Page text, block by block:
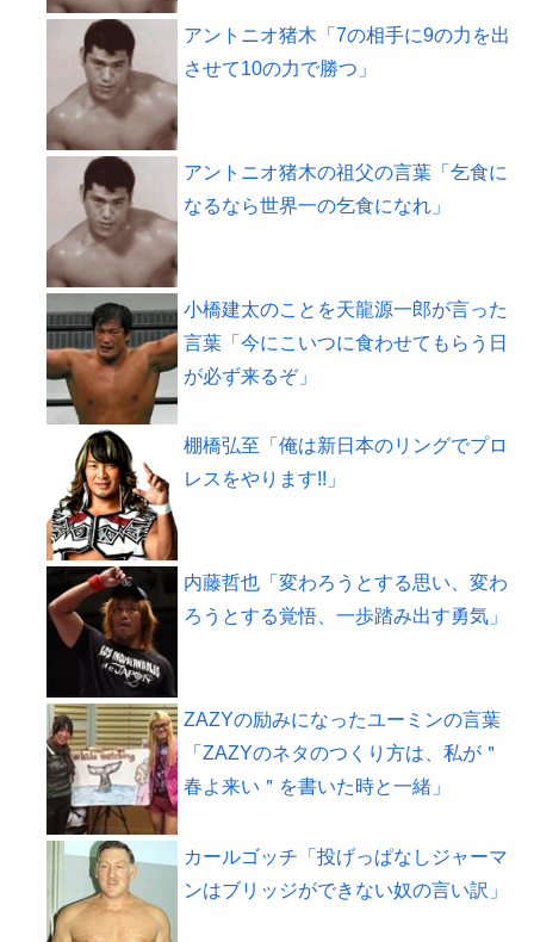
アントニオ猪木「7の相手に9の力を出
させて10の力で勝つ」
アントニオ猪木の祖父の言葉「乞食に
なるなら世界一の乞食になれ」
小橋建太のことを天龍源一郎が言った
言葉「今にこいつに食わせてもらう日
が必ず来るぞ」
棚橋弘至「俺は新日本のリングでプロ
レスをやります!!」
内藤哲也「変わろうとする思い、変わ
ろうとする覚悟、一歩踏み出す勇気」
ZAZYの励みになったユーミンの言葉
「ZAZYのネタのつくり方は、私が＂
春よ来い＂を書いた時と一緒」
カールゴッチ「投げっぱなしジャーマ
ンはブリッジができない奴の言い訳」